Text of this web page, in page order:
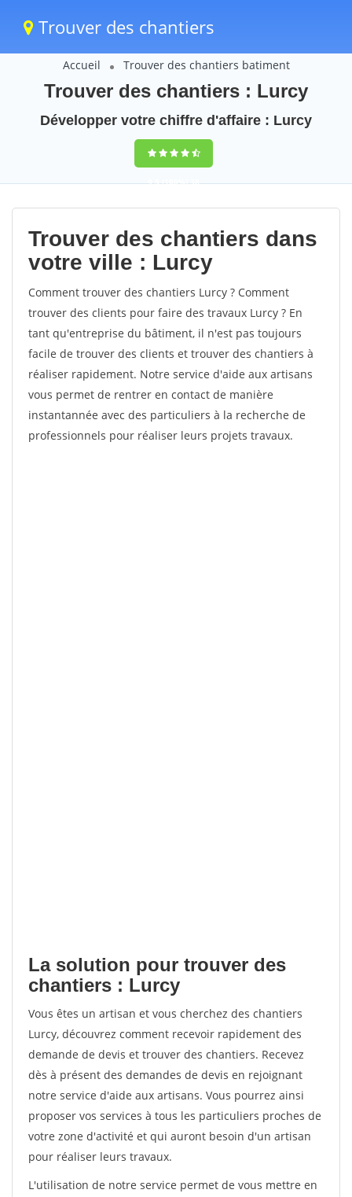
Trouver des chantiers
Accueil Trouver des chantiers batiment
Trouver des chantiers : Lurcy
Développer votre chiffre d'affaire : Lurcy
9,5(100%)38
votes
Trouver des chantiers dans
votre ville : Lurcy
Comment trouver des chantiers Lurcy ? Comment
trouver des clients pour faire des travaux Lurcy ? En
tant qu'entreprise du bâtiment, il n'est pas toujours
facile de trouver des clients et trouver des chantiers à
réaliser rapidement. Notre service d'aide aux artisans
vous permet de rentrer en contact de manière
instantannée avec des particuliers à la recherche de
professionnels pour réaliser leurs projets travaux.
La solution pour trouver des
chantiers : Lurcy
Vous êtes un artisan et vous cherchez des chantiers
Lurcy, découvrez comment recevoir rapidement des
demande de devis et trouver des chantiers. Recevez
dès à présent des demandes de devis en rejoignant
notre service d'aide aux artisans. Vous pourrez ainsi
proposer vos services à tous les particuliers proches de
votre zone d'activité et qui auront besoin d'un artisan
pour réaliser leurs travaux.
L'utilisation de notre service permet de vous mettre en